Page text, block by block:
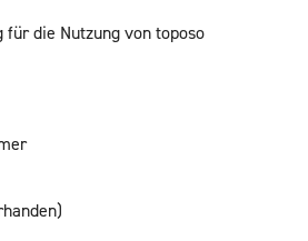
die Nut­zung von to­po­so